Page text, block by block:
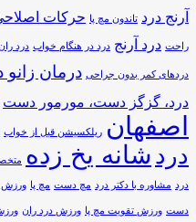
آرنج درد تاندون مچ پا حرکات
راحت درد آرنج درد در هنگام خواب درد
دردهای کمر بدون جراحی درمان زانو
درد، گزگز دست، مورمور دست
اصفهان ریلکسیشن قبل از خواب
درد شانه یخ زده
درد مشاوره با دکتر درد مچ دست مچ پا ورزش
دست ورزش تقویت مچ پا ورزش درد ران